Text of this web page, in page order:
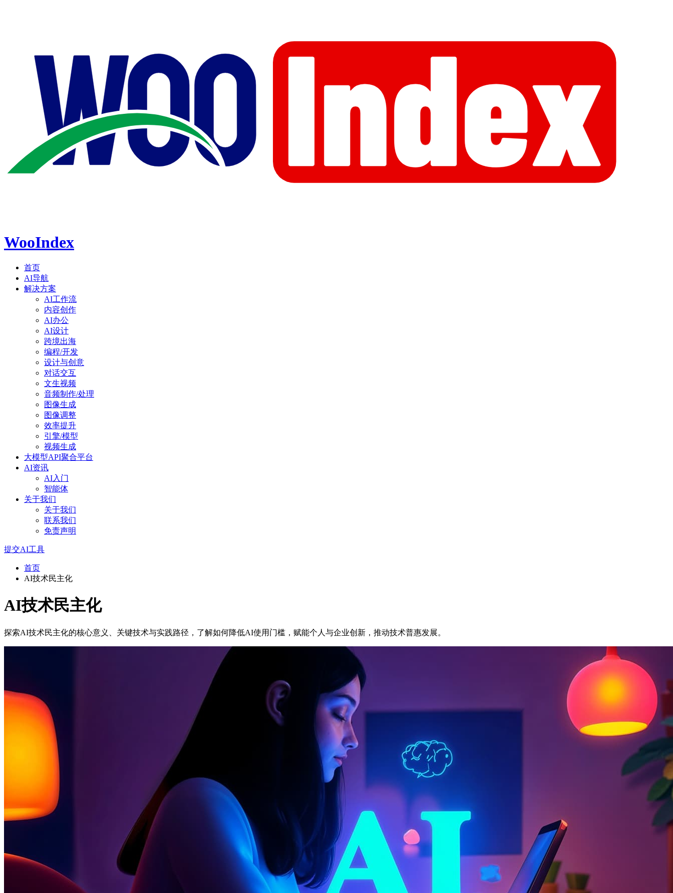
WooIndex
首页
AI导航
解决方案
AI工作流
内容创作
AI办公
AI设计
跨境出海
编程/开发
设计与创意
对话交互
文生视频
音频制作/处理
图像生成
图像调整
效率提升
引擎/模型
视频生成
大模型API聚合平台
AI资讯
AI入门
智能体
关于我们
关于我们
联系我们
免责声明
提交AI工具
首页
AI技术民主化
AI技术民主化
探索AI技术民主化的核心意义、关键技术与实践路径，了解如何降低AI使用门槛，赋能个人与企业创新，推动技术普惠发展。